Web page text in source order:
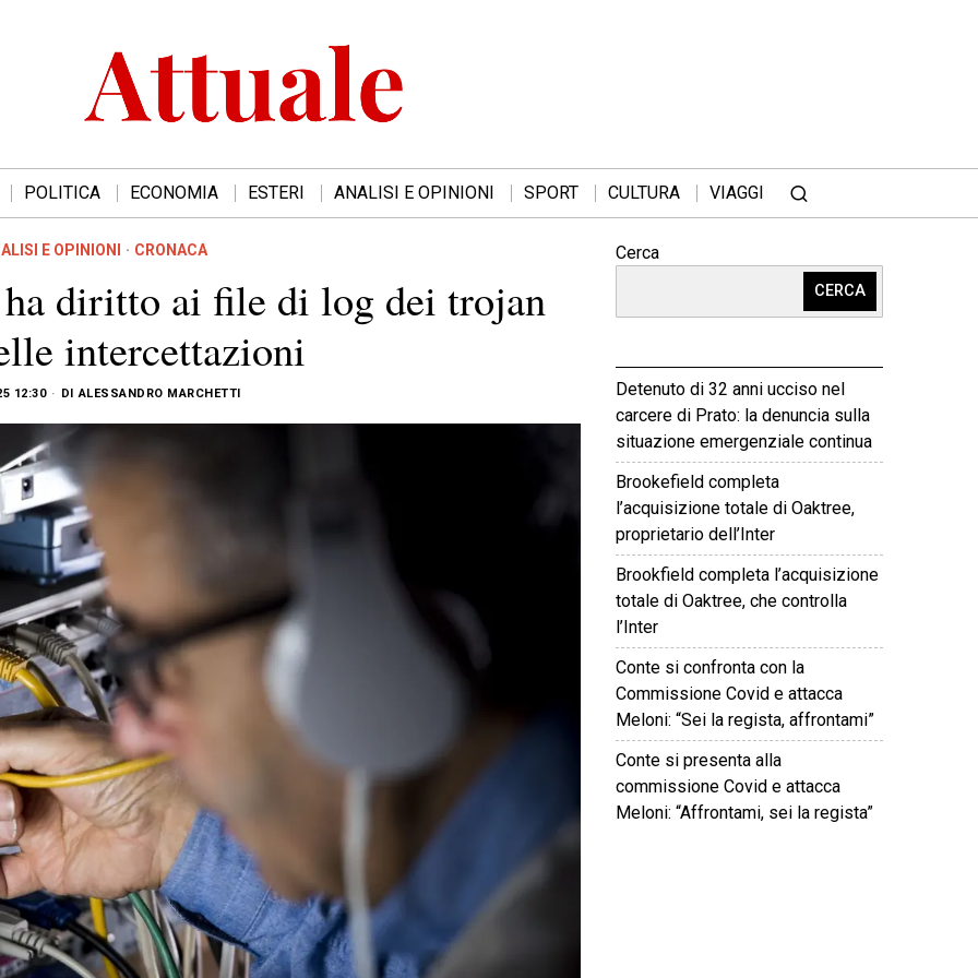
POLITICA ECONOMIA ESTERI ANALISI E OPINIONI SPORT CULTURA VIAGGI
E OPINIONI · CRONACA
ha diritto ai file di log dei trojan
intercettazioni
12:30 DI ALESSANDRO MARCHETTI
Cerca
CERCA
Detenuto di 32 anni ucciso nel
carcere di Prato: la denuncia sulla
situazione emergenziale continua
Brookefield completa
l’acquisizione totale di Oaktree,
proprietario dell’Inter
Brookfield completa l’acquisizione
totale di Oaktree, che controlla
l’Inter
Conte si confronta con la
Commissione Covid e attacca
Meloni: “Sei la regista, affrontami”
Conte si presenta alla
commissione Covid e attacca
Meloni: “Affrontami, sei la regista”